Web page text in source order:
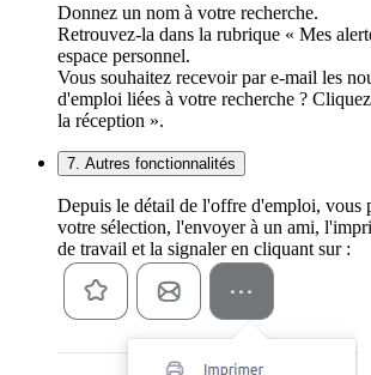
Donnez un nom à votre recherche.
Retrouvez-la dans la rubrique « Mes
espace personnel.
Vous souhaitez recevoir par e-mail les
d'emploi liées à votre recherche ?
la réception ».
7. Autres fonctionnalités
Depuis le détail de l'offre d'emploi, vous
votre sélection, l'envoyer à un ami,
de travail et la signaler en cliquant sur :